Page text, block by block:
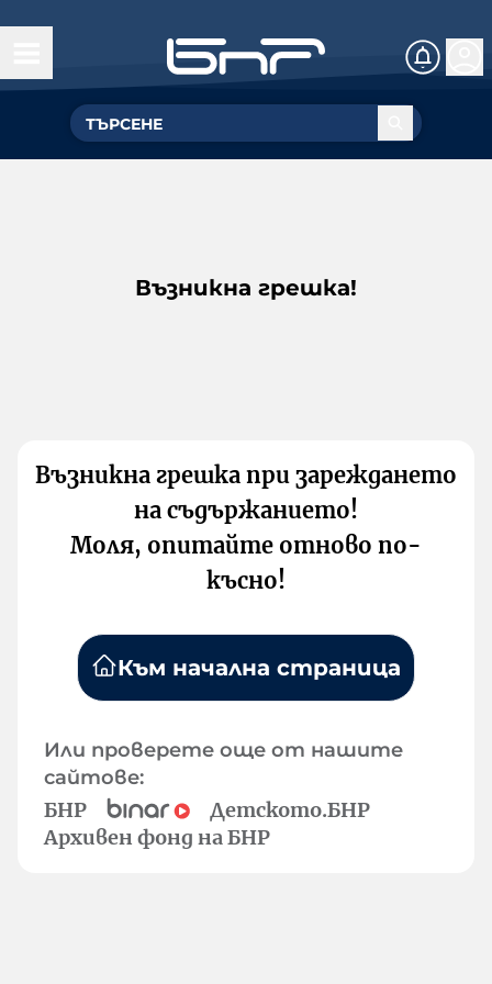
Възникна грешка!
Възникна грешка при зареждането
на съдържанието!
Моля, опитайте отново по-
късно!
Към начална страница
Или проверете още от нашите
сайтове:
БНР
Детското.БНР
Архивен фонд на БНР